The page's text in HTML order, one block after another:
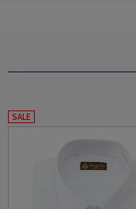
SALE